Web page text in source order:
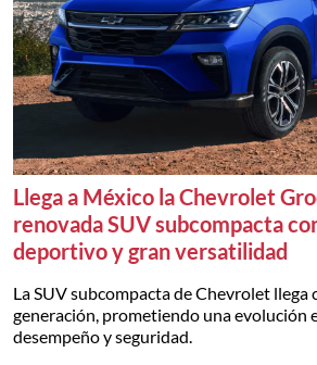
Llega a México la Chevrolet
renovada SUV subcompacta
deportivo y gran versatilidad
La SUV subcompacta de Chevrolet llega
generación, prometiendo una evolución
desempeño y seguridad.